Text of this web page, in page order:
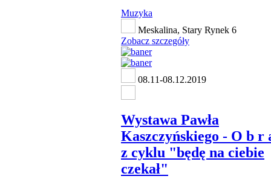
Muzyka
Meskalina, Stary Rynek 6
Zobacz szczegóły
08.11-08.12.2019
Wystawa Pawła
Kaszczyńskiego - O b r
z cyklu "będę na ciebie
czekał"